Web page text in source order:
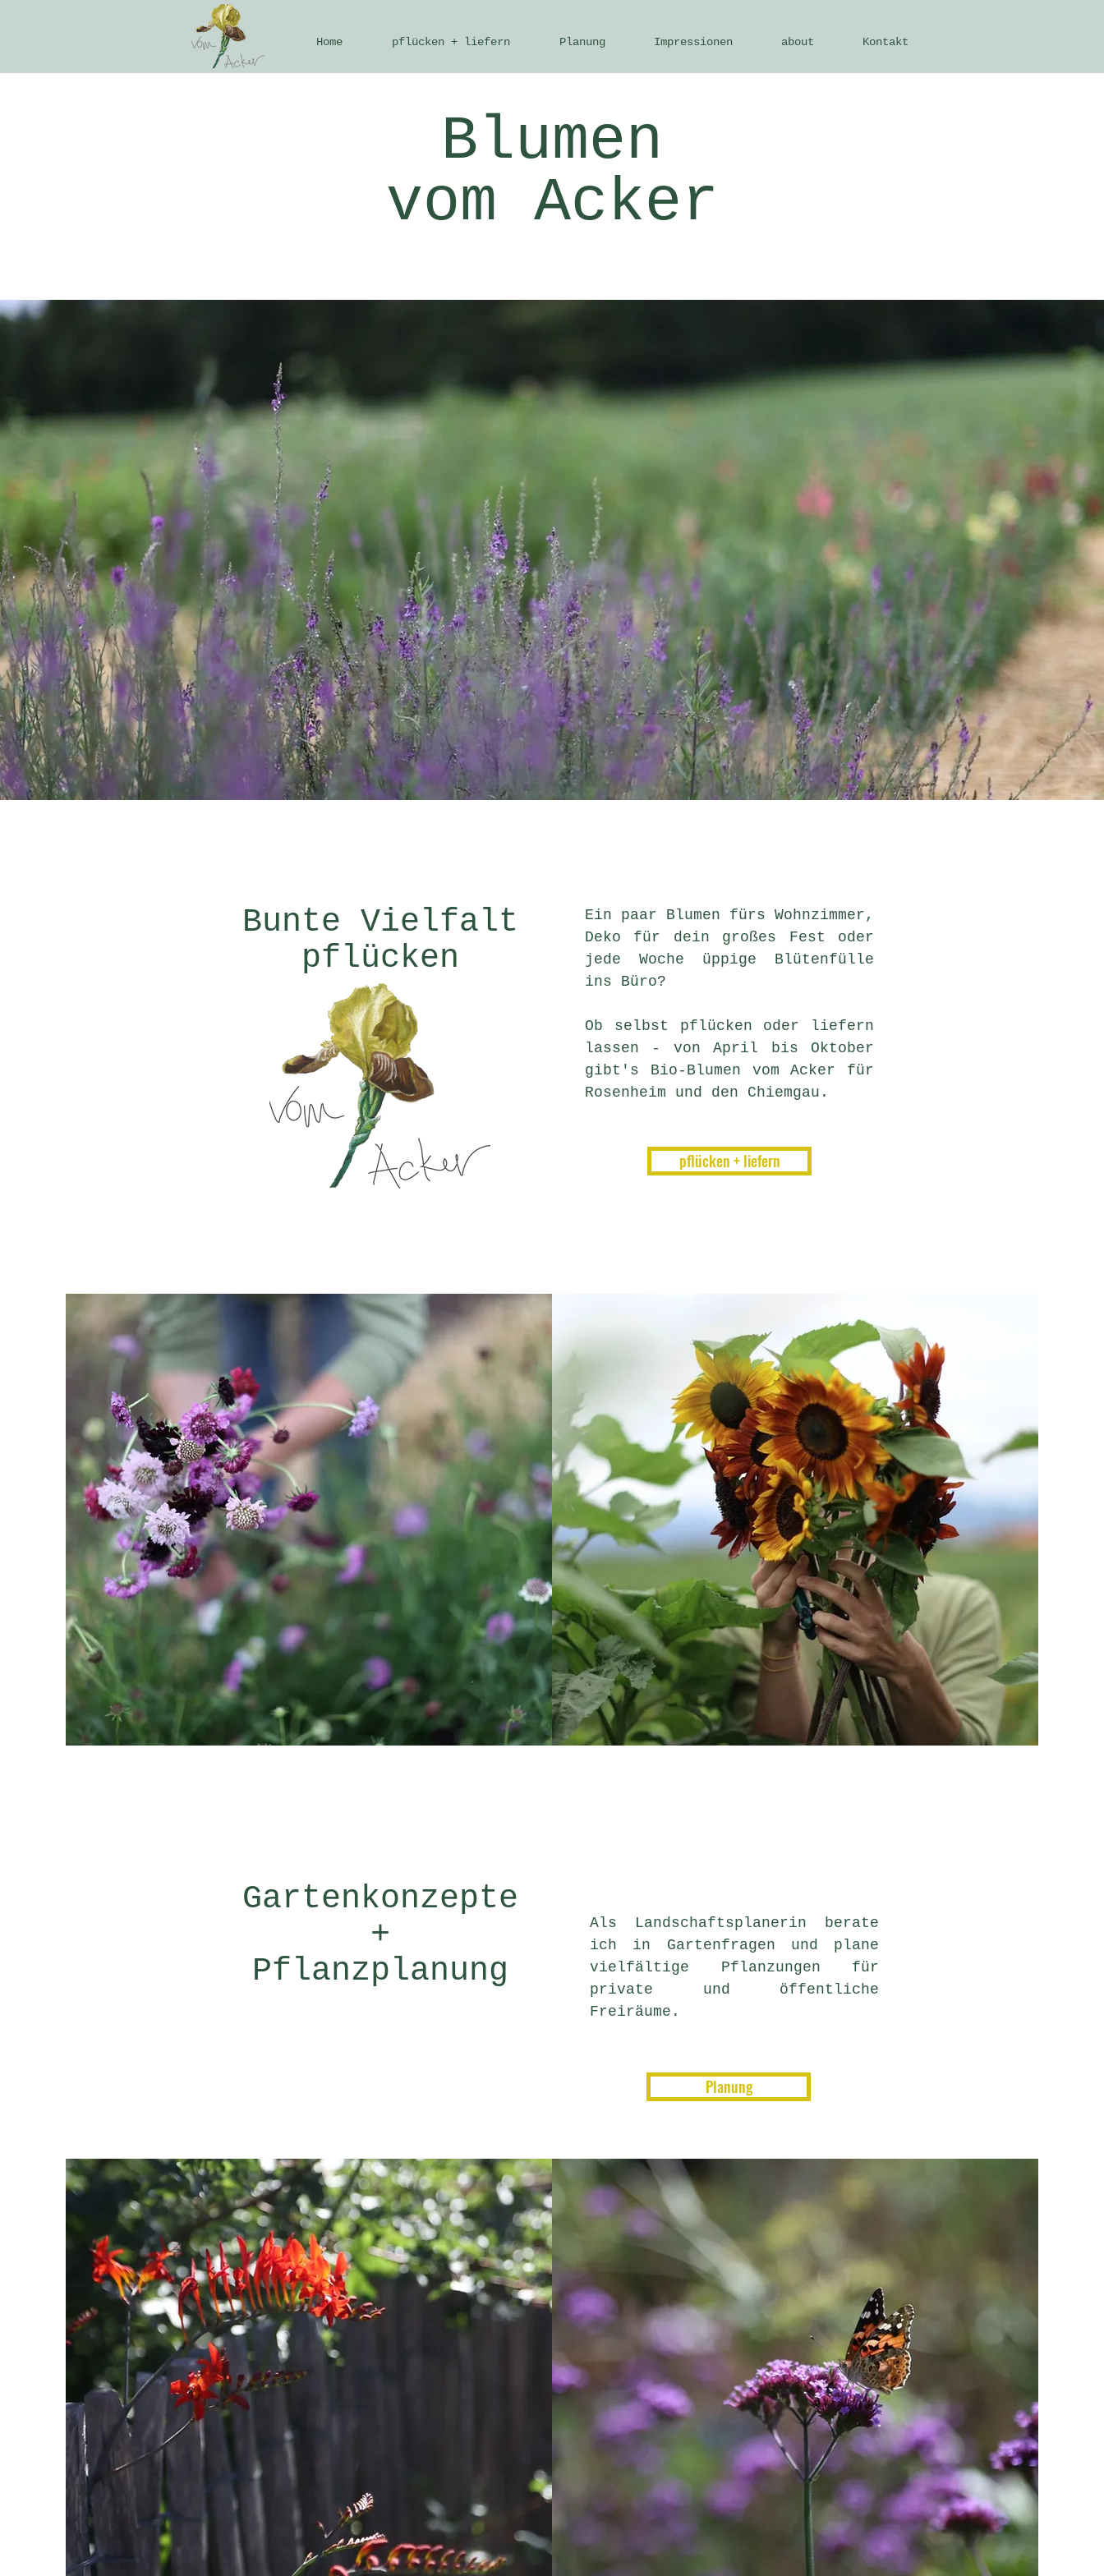
Home pflücken + liefern Planung Impressionen about Kontakt
Blumen
vom Acker
Bunte Vielfalt
pflücken
Ein paar Blumen fürs Wohnzimmer,
Deko für dein großes Fest oder
jede Woche üppige Blütenfülle
ins Büro?
Ob selbst pflücken oder liefern
lassen - von April bis Oktober
gibt's Bio-Blumen vom Acker für
Rosenheim und den Chiemgau.
pflücken + liefern
Gartenkonzepte
+
Pflanzplanung
Als Landschaftsplanerin berate
ich in Gartenfragen und plane
vielfältige Pflanzungen für
private und öffentliche
Freiräume.
Planung